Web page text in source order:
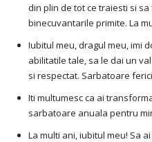
din plin de tot ce traiesti si
binecuvantarile primite. La
Iubitul meu, dragul meu, imi
abilitatile tale, sa le dai un
si respectat. Sarbatoare
Iti multumesc ca ai
sarbatoare anuala pentru
La multi ani, iubitul meu! Sa